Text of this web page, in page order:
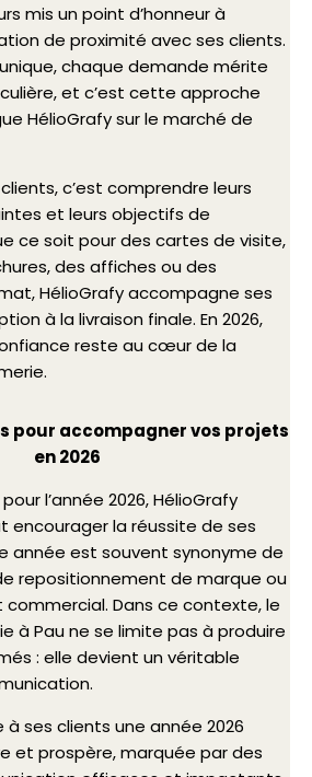
mis un point d’honneur à
de proximité avec ses clients.
chaque demande mérite
et c’est cette approche
HélioGrafy sur le marché de
c’est comprendre leurs
et leurs objectifs de
ce soit pour des cartes de visite,
des affiches ou des
HélioGrafy accompagne ses
à la livraison finale. En 2026,
reste au cœur de la
pour accompagner vos projets
en 2026
l’année 2026, HélioGrafy
encourager la réussite de ses
année est souvent synonyme de
repositionnement de marque ou
Dans ce contexte, le
à Pau ne se limite pas à produire
: elle devient un véritable
ses clients une année 2026
et prospère, marquée par des